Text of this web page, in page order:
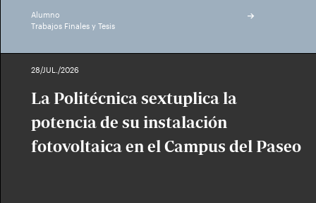
Alumno
Trabajos Finales y Tesis
28/JUL./2026
La Politécnica sextuplica la
potencia de su instalación
fotovoltaica en el Campus del Paseo